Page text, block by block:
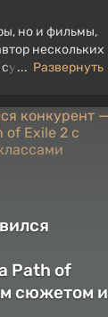
но и фильмы,
нескольких
сувениры,
... Развернуть
Path of
сюжетом и